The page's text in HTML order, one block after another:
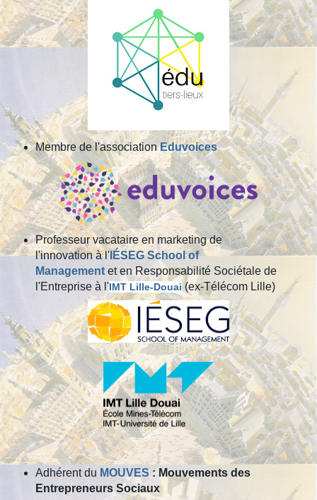
Membre de l'associationEduvoices
Professeur vacataire en marketing de
l'innovation à l'IÉSEG School of
Management et en Responsabilité Sociétale de
l'Entreprise à l'IMT Lille-Douai (ex-Télécom Lille)
Adhérent du MOUVES : Mouvements des
Entrepreneurs Sociaux